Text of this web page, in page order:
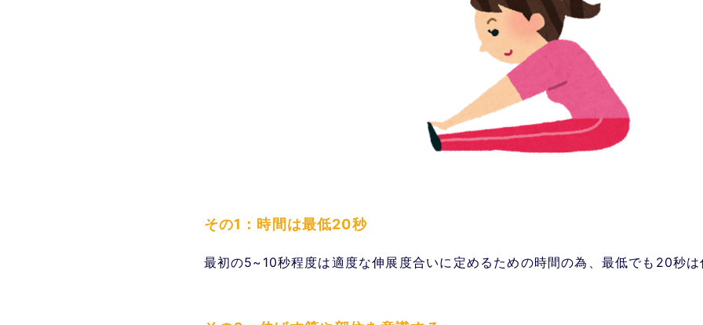
その1：時間は最低20秒
最初の5~10秒程度は適度な伸展度合いに定めるための時間の為、最低でも20秒は